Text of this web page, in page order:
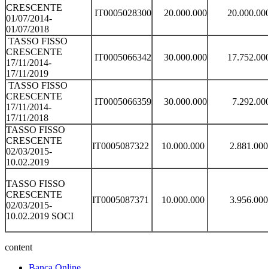
CRESCENTE
01/07/2014-
01/07/2018
IT0005028300 20.000.000
TASSO FISSO
CRESCENTE
17/11/2014-
17/11/2019
IT0005066342 30.000.000
TASSO FISSO
CRESCENTE
17/11/2014-
17/11/2018
IT0005066359 30.000.000
TASSO FISSO
CRESCENTE
02/03/2015-
10.02.2019
IT0005087322 10.000.000
TASSO FISSO
CRESCENTE
02/03/2015-
10.02.2019 SOCI
IT0005087371 10.000.000
content